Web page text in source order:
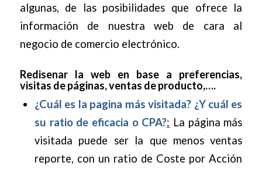
algunas, de las posibilidades que ofrece la
información de nuestra web de cara al
negocio de comercio electrónico.
Redisenar la web en base a preferencias,
visitas de páginas, ventas de producto,….
¿Cuál es la pagina más visitada? ¿Y cuál es
su ratio de eficacia o CPA?: La página más
visitada puede ser la que menos ventas
reporte, con un ratio de Coste por Acción